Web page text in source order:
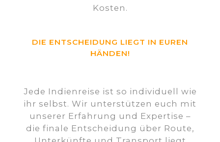
Kosten.
DIE ENTSCHEIDUNG LIEGT IN EUREN
HÄNDEN!
Jede Indienreise ist so individuell wie
ihr selbst. Wir unterstützen euch mit
unserer Erfahrung und Expertise –
die finale Entscheidung über Route,